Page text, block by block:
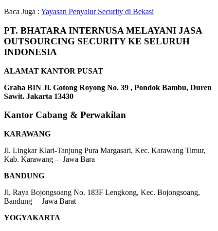
Baca Juga : Yayasan Penyalur Security di Bekasi
PT. BHATARA INTERNUSA MELAYANI JASA
OUTSOURCING SECURITY KE SELURUH
INDONESIA
ALAMAT KANTOR PUSAT
Graha BIN Jl. Gotong Royong No. 39 , Pondok Bambu, Duren
Sawit. Jakarta 13430
Kantor Cabang & Perwakilan
KARAWANG
Jl. Lingkar Klari-Tanjung Pura Margasari, Kec. Karawang Timur,
Kab. Karawang – Jawa Bara
BANDUNG
Jl. Raya Bojongsoang No. 183F Lengkong, Kec. Bojongsoang,
Bandung – Jawa Barat
YOGYAKARTA